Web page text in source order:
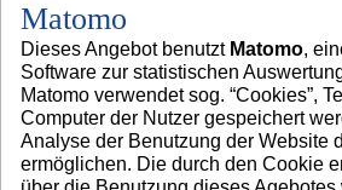
Matomo
Dieses Angebot benutzt Matomo,
Software zur statistischen
Matomo verwendet sog. “Cookies”,
Computer der Nutzer gespeichert
Analyse der Benutzung der Website
ermöglichen. Die durch den Cookie